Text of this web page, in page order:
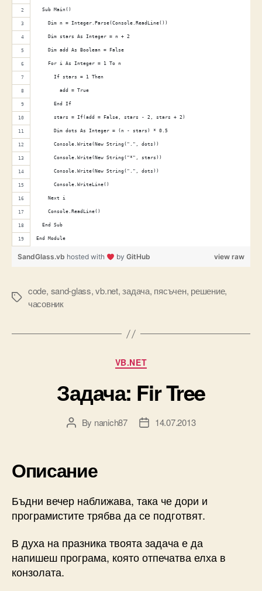
  Sub Main()
    Dim n = Integer.Parse(Console.ReadLine())
    Dim stars As Integer = n + 2
    Dim add As Boolean = False
    For i As Integer = 1 To n
      If stars = 1 Then
        add = True
      End If
      stars = If(add = False, stars - 2, stars + 2)
      Dim dots As Integer = (n - stars) * 0.5
      Console.Write(New String(".", dots))
      Console.Write(New String("*", stars))
      Console.Write(New String(".", dots))
      Console.WriteLine()
    Next i
    Console.ReadLine()
  End Sub
End Module
view raw
SandGlass.vb hosted with by GitHub
Tags
code, sand-glass,vb.net,задача, пясъчен, решение,
часовник
Categories
VB.NET
Задача: Fir Tree
PostBy nanich87
Post14.07.2013
Описание
Бъдни вечер наближава, така че дори и
програмистите трябва да се подготвят.
В духа на празника твоята задача е да
напишеш програма, която отпечатва елха в
конзолата.